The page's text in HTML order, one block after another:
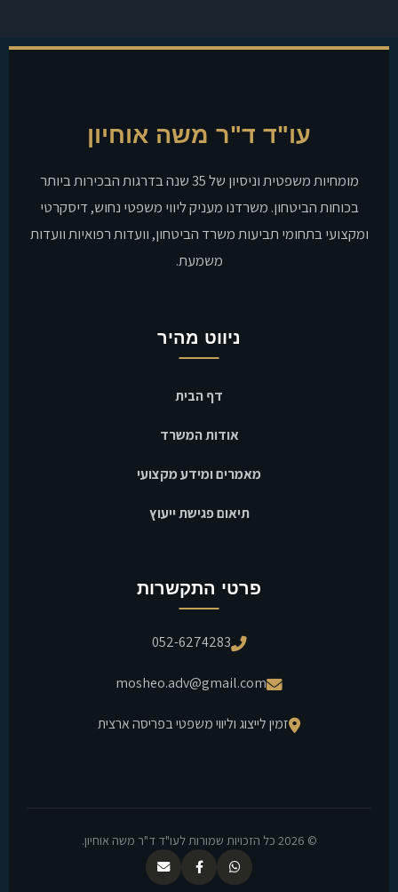
עו"ד ד"ר משה אוחיון
מומחיות משפטית וניסיון של 35 שנה בדרגות הבכירות ביותר
בכוחות הביטחון. משרדנו מעניק ליווי משפטי נחוש, דיסקרטי
ומקצועי בתחומי תביעות משרד הביטחון, וועדות רפואיות וועדות
משמעת.
ניווט מהיר
דף הבית
אודות המשרד
מאמרים ומידע מקצועי
תיאום פגישת ייעוץ
פרטי התקשרות
052-6274283
mosheo.adv@gmail.com
זמין לייצוג וליווי משפטי בפריסה ארצית
© 2026 כל הזכויות שמורות לעו"ד ד"ר משה אוחיון.